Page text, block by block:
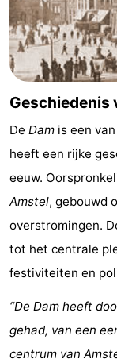
Geschiedenis
De Dam is een
heeft een rijke
eeuw.
Amstel, gebouwd
overstromingen.
tot het centrale
festiviteiten en
“De Dam heeft
gehad, van een
centrum van